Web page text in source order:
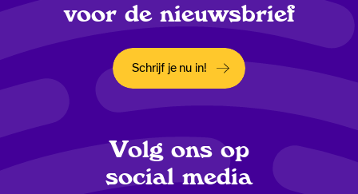
voor de nieuwsbrief
Opent in een nieuw tabblad
Schrijf je nu in!
Volg ons op
social media